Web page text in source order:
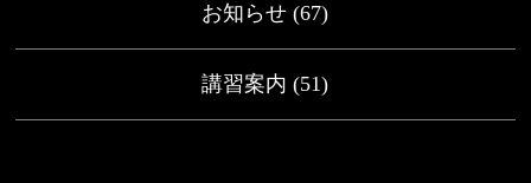
お知らせ (67)
講習案内 (51)